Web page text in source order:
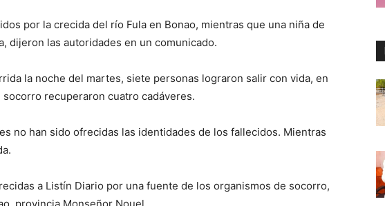
por la crecida del río Fula en Bonao, mientras que una niña de
dijeron las autoridades en un comunicado.
la noche del martes, siete personas lograron salir con vida, en
recuperaron cuatro cadáveres.
no han sido ofrecidas las identidades de los fallecidos. Mientras
a Listín Diario por una fuente de los organismos de socorro,